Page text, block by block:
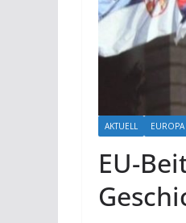
AKTUELL EUROPA
EU-